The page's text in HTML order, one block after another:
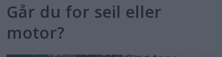
Går du for seil eller
motor?